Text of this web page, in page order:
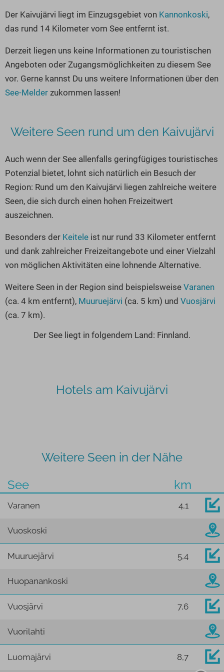
Österreich
Frankreich
Niederlande
Schweden
alle Länder…
Der Kaivujärvi liegt im Einzugsgebiet von Kannonkoski,
das rund 14 Kilometer vom See entfernt ist.
Derzeit liegen uns keine Informationen zu touristischen
Angeboten oder Zugangsmöglichkeiten zu diesem See
vor. Gerne kannst Du uns weitere Informationen über den
See-Melder zukommen lassen!
Weitere Seen rund um den Kaivujärvi
Auch wenn der See allenfalls geringfügiges touristisches
Potenzial bietet, lohnt sich natürlich ein Besuch der
Region: Rund um den Kaivujärvi liegen zahlreiche weitere
Seen, die sich durch einen hohen Freizeitwert
auszeichnen.
Besonders der Keitele ist nur rund 33 Kilometer entfernt
und dank zahlreicher Freizeitangebote und einer Vielzahl
von möglichen Aktivitäten eine lohnende Alternative.
Weitere Seen in der Region sind beispielsweise Varanen
(ca. 4 km entfernt), Muuruejärvi (ca. 5 km) und Vuosjärvi
(ca. 7 km).
Der See liegt in folgendem Land: Finnland.
Hotels am Kaivujärvi
Weitere Seen in der Nähe
See
km
Varanen 4,1
Vuoskoski
Muuruejärvi 5,4
Huopanankoski
Vuosjärvi 7,6
Vuorilahti
Luomajärvi 8,7